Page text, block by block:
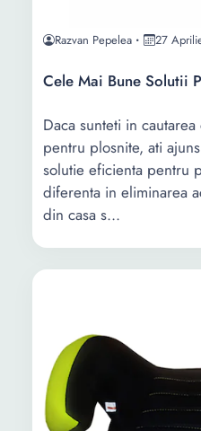
Razvan Pepelea 27
Cele Mai Bune Solutii
Daca sunteti in
pentru plosnite, ati
solutie eficienta pentru
diferenta in eliminarea
din casa s...